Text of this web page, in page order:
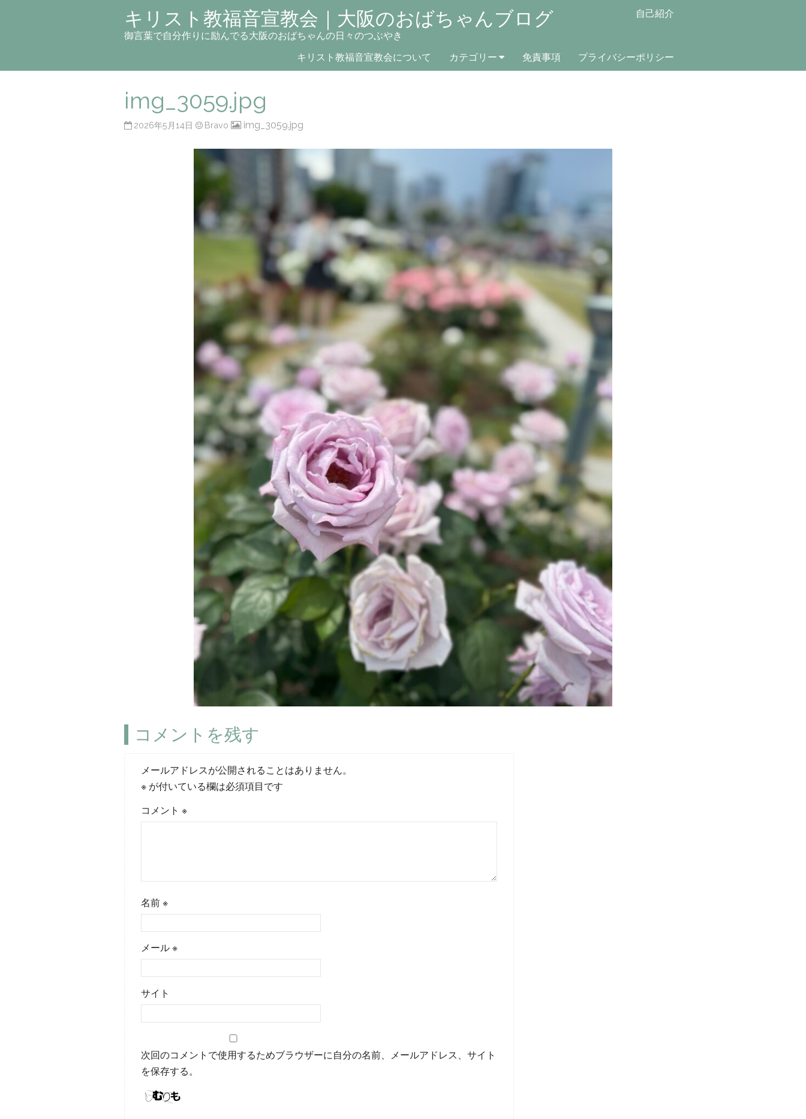
キリスト教福音宣教会｜大阪のおばちゃんブログ
御言葉で自分作りに励んでる大阪のおばちゃんの日々のつぶやき
自己紹介
キリスト教福音宣教会について カテゴリー 免責事項 プライバシーポリシー
img_3059.jpg
2026年5月14日 Bravo img_3059.jpg
コメントを残す
メールアドレスが公開されることはありません。
※ が付いている欄は必須項目です
コメント※
名前※
メール※
サイト
次回のコメントで使用するためブラウザーに自分の名前、メールアドレス、サイト
を保存する。